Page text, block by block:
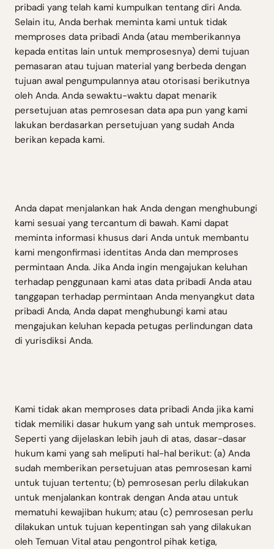
pribadi yang telah kami kumpulkan tentang diri Anda.
Selain itu, Anda berhak meminta kami untuk tidak
memproses data pribadi Anda (atau memberikannya
kepada entitas lain untuk memprosesnya) demi tujuan
pemasaran atau tujuan material yang berbeda dengan
tujuan awal pengumpulannya atau otorisasi berikutnya
oleh Anda. Anda sewaktu-waktu dapat menarik
persetujuan atas pemrosesan data apa pun yang kami
lakukan berdasarkan persetujuan yang sudah Anda
berikan kepada kami.
Anda dapat menjalankan hak Anda dengan menghubungi
kami sesuai yang tercantum di bawah. Kami dapat
meminta informasi khusus dari Anda untuk membantu
kami mengonfirmasi identitas Anda dan memproses
permintaan Anda. Jika Anda ingin mengajukan keluhan
terhadap penggunaan kami atas data pribadi Anda atau
tanggapan terhadap permintaan Anda menyangkut data
pribadi Anda, Anda dapat menghubungi kami atau
mengajukan keluhan kepada petugas perlindungan data
di yurisdiksi Anda.
Kami tidak akan memproses data pribadi Anda jika kami
tidak memiliki dasar hukum yang sah untuk memproses.
Seperti yang dijelaskan lebih jauh di atas, dasar-dasar
hukum kami yang sah meliputi hal-hal berikut: (a) Anda
sudah memberikan persetujuan atas pemrosesan kami
untuk tujuan tertentu; (b) pemrosesan perlu dilakukan
untuk menjalankan kontrak dengan Anda atau untuk
mematuhi kewajiban hukum; atau (c) pemrosesan perlu
dilakukan untuk tujuan kepentingan sah yang dilakukan
oleh Temuan Vital atau pengontrol pihak ketiga,